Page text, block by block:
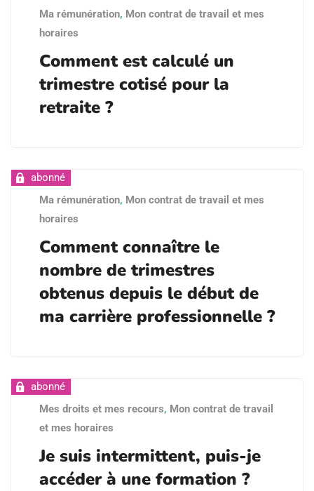
Ma rémunération, Mon contrat de travail et mes
horaires
Comment est calculé un
trimestre cotisé pour la
retraite ?
Ma rémunération, Mon contrat de travail et mes
horaires
Comment connaître le
nombre de trimestres
obtenus depuis le début de
ma carrière professionnelle ?
Mes droits et mes recours, Mon contrat de travail
et mes horaires
Je suis intermittent, puis-je
accéder à une formation ?